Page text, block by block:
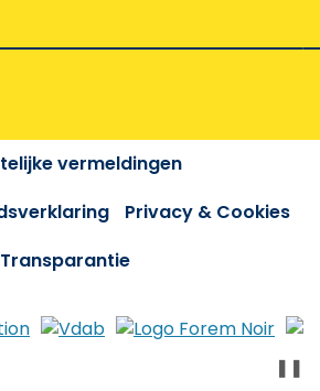
vermeldingen
Privacy & Cookies
Transparantie
❚❚